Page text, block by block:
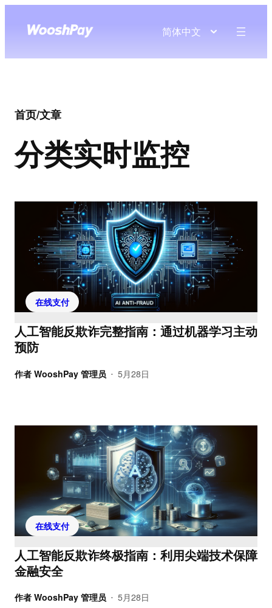
简体中文
首页/文章
分类实时监控
在线支付
人工智能反欺诈完整指南：通过机器学习主动
预防
作者 WooshPay 管理员 • 5月28日
在线支付
人工智能反欺诈终极指南：利用尖端技术保障
金融安全
作者 WooshPay 管理员 • 5月28日